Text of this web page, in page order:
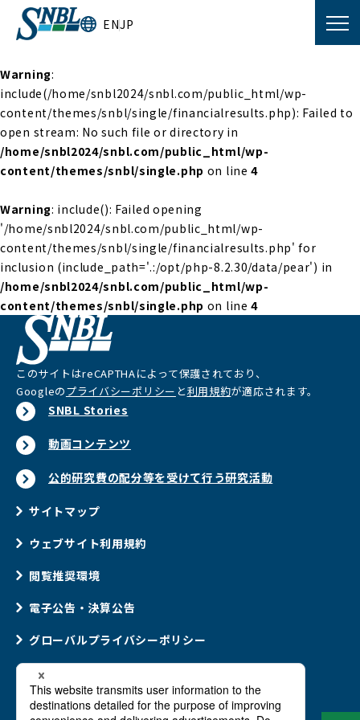
ENJP
Warning:
include(/home/snbl2024/snbl.com/public_html/wp-
content/themes/snbl/single/financialresults.php): Failed to
open stream: No such file or directory in
/home/snbl2024/snbl.com/public_html/wp-
content/themes/snbl/single.php on line4
Warning: include(): Failed opening
'/home/snbl2024/snbl.com/public_html/wp-
content/themes/snbl/single/financialresults.php' for
inclusion (include_path='.:/opt/php-8.2.30/data/pear') in
/home/snbl2024/snbl.com/public_html/wp-
content/themes/snbl/single.php on line4
このサイトはreCAPTHAによって保護されており、
Googleのプライバシーポリシー と利用規約が適応されます。
SNBL Stories
動画コンテンツ
公的研究費の配分等を受けて行う研究活動
サイトマップ
ウェブサイト利用規約
閲覧推奨環境
電子公告・決算公告
グローバルプライバシーポリシー
ウェブアクセシビリティポリシー
ソーシャルメディアポリシー